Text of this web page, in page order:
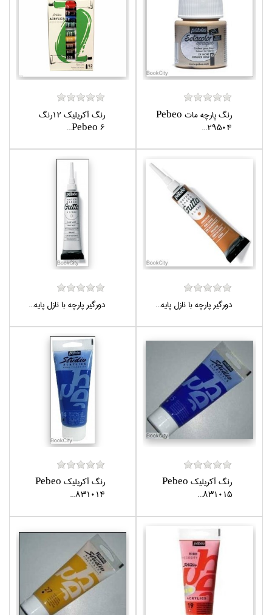
رنگ پارچه مات Pebeo
29504...
رنگ آكريليك 12رنگ
Pebeo 6...
دورگير پارچه با نازل پايه... دورگير پارچه با نازل پايه...
رنگ آكريليك Pebeo
831015...
رنگ آكريليك Pebeo
831014...